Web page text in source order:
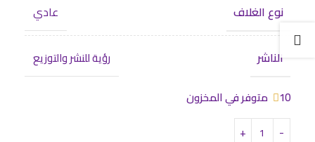
نوع الغلاف عادي
الناشر
رؤية للنشر والتوزيع
10 متوفر في المخزون